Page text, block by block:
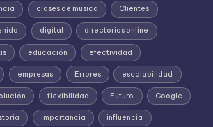
clases de música Clientes
digital directorios online
educación efectividad
empresas Errores escalabilidad
flexibilidad Futuro Google
importancia influencia